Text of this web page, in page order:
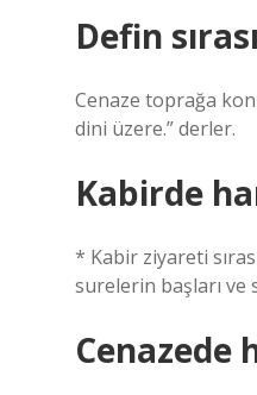
Defin
Cenaze toprağa
dini üzere.” derler.
Kabirde
* Kabir ziyareti
surelerin başları
Cenazede